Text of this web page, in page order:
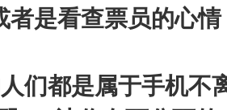
者是看查票员的心
们都是属于手机不